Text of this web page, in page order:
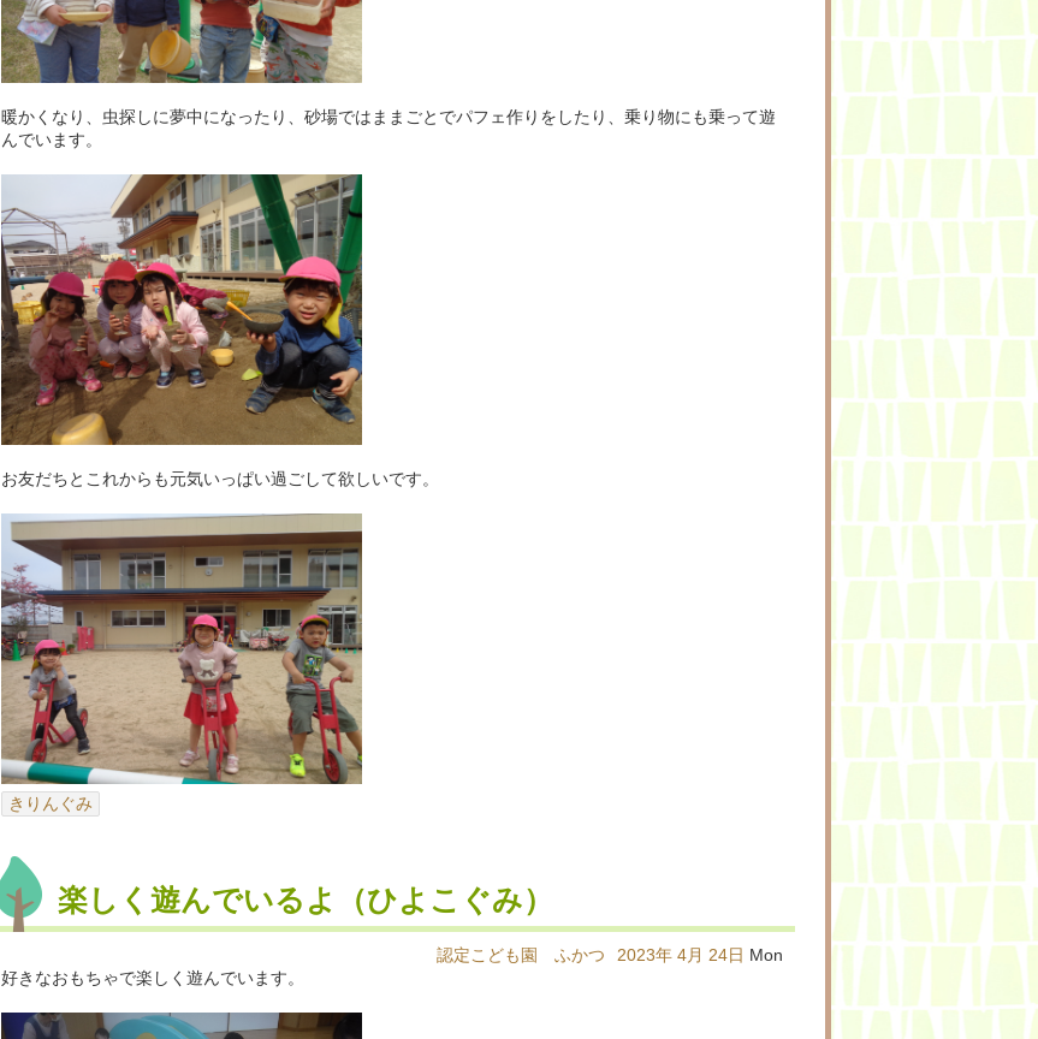
暖かくなり、虫探しに夢中になったり、砂場ではままごとでパフェ作りをしたり、乗り物にも乗って遊
んでいます。
お友だちとこれからも元気いっぱい過ごして欲しいです。
きりんぐみ
楽しく遊んでいるよ（ひよこぐみ）
2023年 4月 24日 Mon
認定こども園 ふかつ
好きなおもちゃで楽しく遊んでいます。